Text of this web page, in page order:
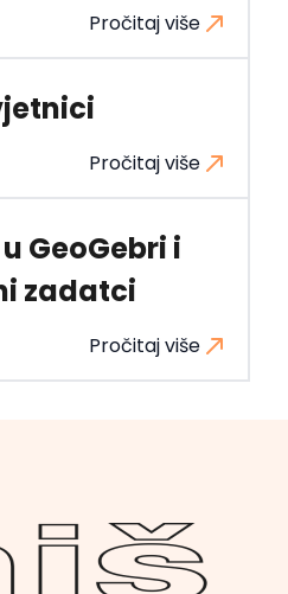
Pročitaj više
Pročitaj više
GeoGebri i
zadatci
Pročitaj više